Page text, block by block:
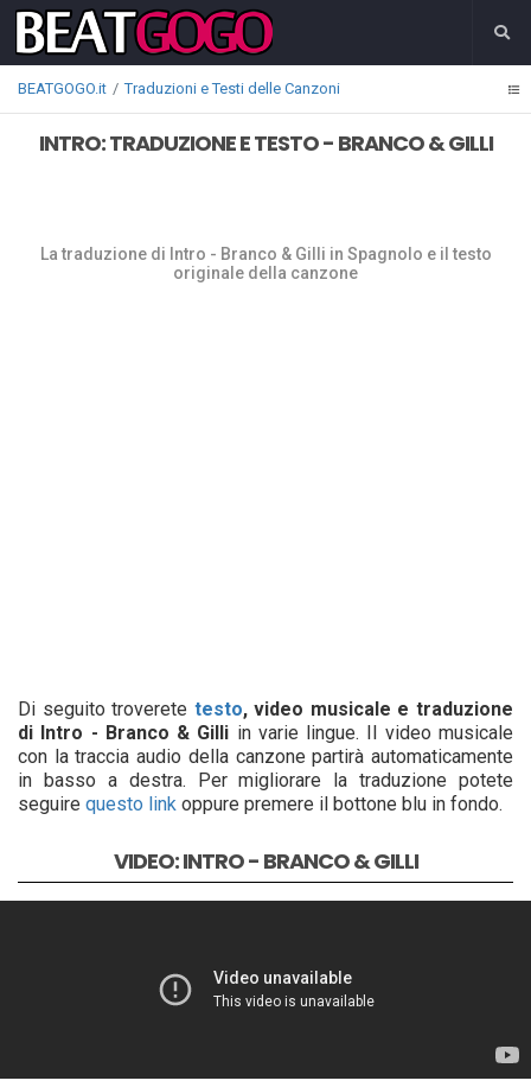
BEATGOGO.it Traduzioni e Testi delle Canzoni
INTRO: TRADUZIONE E TESTO - BRANCO & GILLI
La traduzione di Intro - Branco & Gilli in Spagnolo e il testo
originale della canzone
Di seguito troverete testo, video musicale e traduzione
di Intro - Branco & Gilli in varie lingue. Il video musicale
con la traccia audio della canzone partirà automaticamente
in basso a destra. Per migliorare la traduzione potete
seguire questo link oppure premere il bottone blu in fondo.
VIDEO: INTRO - BRANCO & GILLI